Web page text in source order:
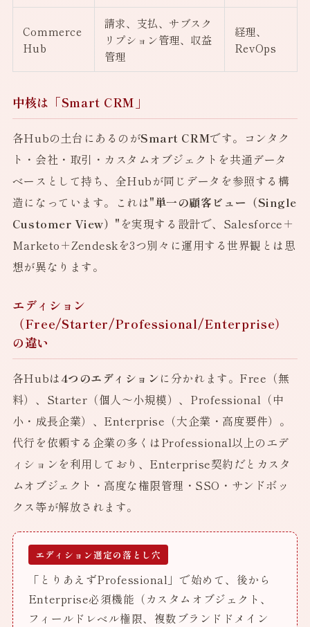
Commerce
Hub
請求、支払、サブスク
リプション管理、収益
管理
経理、
RevOps
中核は「Smart CRM」
各Hubの土台にあるのがSmart CRMです。コンタク
ト・会社・取引・カスタムオブジェクトを共通データ
ベースとして持ち、全Hubが同じデータを参照する構
造になっています。これは"単一の顧客ビュー（Single
Customer View）"を実現する設計で、Salesforce＋
Marketo＋Zendeskを3つ別々に運用する世界観とは思
想が異なります。
エディション
（Free/Starter/Professional/Enterprise）
の違い
各Hubは4つのエディション に分かれます。Free（無
料）、Starter（個人〜小規模）、Professional（中
小・成長企業）、Enterprise（大企業・高度要件）。
代行を依頼する企業の多くはProfessional以上のエデ
ィションを利用しており、Enterprise契約だとカスタ
ムオブジェクト・高度な権限管理・SSO・サンドボッ
クス等が解放されます。
エディション選定の落とし穴
「とりあえずProfessional」で始めて、後から
Enterprise必須機能（カスタムオブジェクト、
フィールドレベル権限、複数ブランドドメイン